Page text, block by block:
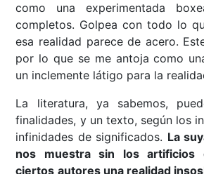
como una experimentada
completos. Golpea con todo lo
esa realidad parece de acero.
por lo que se me antoja como
un inclemente látigo para la
La literatura, ya sabemos,
finalidades, y un texto, según los
infinidades de significados. La
nos muestra sin los artificios
ciertos autores una realidad